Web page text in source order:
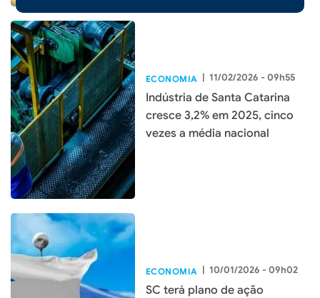
ECONOMIA | 11/02/2026 - 09h55
Indústria de Santa Catarina
cresce 3,2% em 2025, cinco
vezes a média nacional
ECONOMIA | 10/01/2026 - 09h02
SC terá plano de ação